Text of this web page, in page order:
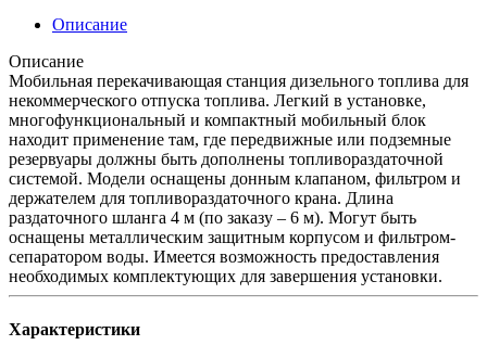
Описание
Описание
Мобильная перекачивающая станция дизельного топлива для
некоммерческого отпуска топлива. Легкий в установке,
многофункциональный и компактный мобильный блок
находит применение там, где передвижные или подземные
резервуары должны быть дополнены топливораздаточной
системой. Модели оснащены донным клапаном, фильтром и
держателем для топливораздаточного крана. Длина
раздаточного шланга 4 м (по заказу – 6 м). Могут быть
оснащены металлическим защитным корпусом и фильтром-
сепаратором воды. Имеется возможность предоставления
необходимых комплектующих для завершения установки.
Характеристики